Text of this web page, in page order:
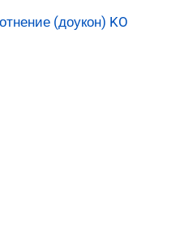
(доукон) KO